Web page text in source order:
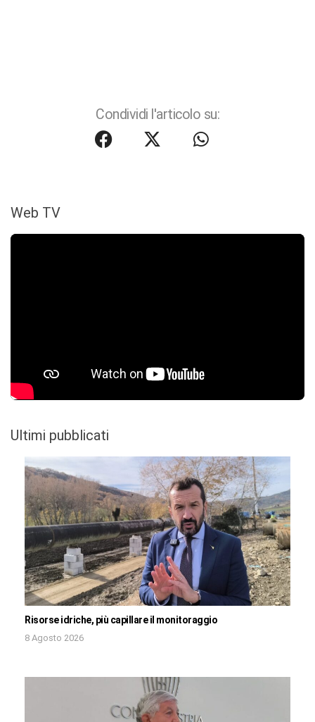
Condividi l'articolo su:
Web TV
Ultimi pubblicati
Risorse idriche, più capillare il monitoraggio
8 Agosto 2026